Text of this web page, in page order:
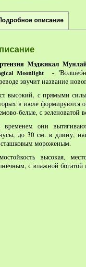
описание
Мэджикал
Moonlight
-
звучит название
высокий, с прямыми
в июле формируются
белые, с зеленоватой
временем они
до 30 см. в длину,
мороженым.
высокая,
с влажной богатой